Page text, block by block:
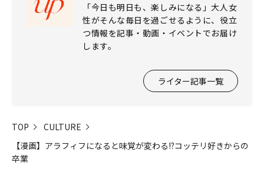
「今日も明日も、楽しみになる」大人女
性がそんな毎日を過ごせるように、役立
つ情報を記事・動画・イベントでお届け
します。
ライター記事一覧
TOP
CULTURE
【漫画】アラフィフになると味覚が変わる!?コッテリ好きからの
卒業